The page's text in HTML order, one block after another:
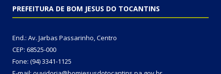
PREFEITURA DE BOM JESUS DO TOCANTINS
End.: Av. Jarbas Passarinho, Centro
CEP: 68525-000
Fone: (94) 3341-1125